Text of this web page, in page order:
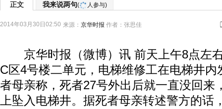
正文 我来说两句( 人参与)
2014年03月30日02:50 来源： 京华时报 作者：张思佳
京华时报（微博）讯 前天上午8点左
C区4号楼二单元，电梯维修工在电梯井内
者母亲称，死者27号外出后就一直没回来
上坠入电梯井。据死者母亲转述警方的话